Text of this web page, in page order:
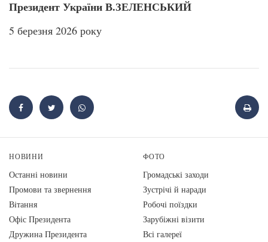
Президент України В.ЗЕЛЕНСЬКИЙ
5 березня 2026 року
НОВИНИ
Останні новини
Промови та звернення
Вiтання
Офіс Президента
Дружина Президента
ФОТО
Громадські заходи
Зустрічі й наради
Робочі поїздки
Зарубіжні візити
Всі галереї